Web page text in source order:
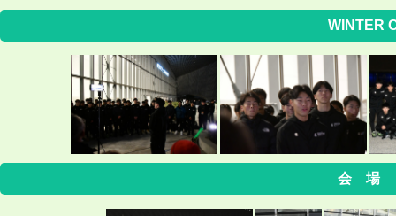
WINTER
会 場